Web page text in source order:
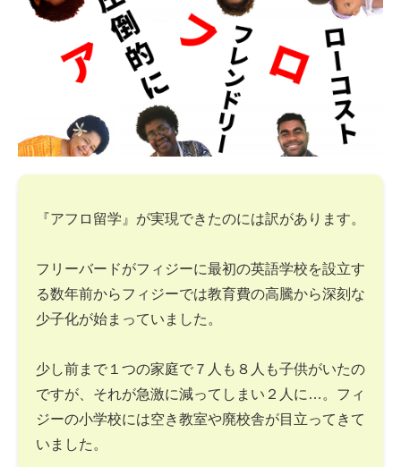
『アフロ留学』が実現できたのには訳があります。
フリーバードがフィジーに最初の英語学校を設立す
る数年前からフィジーでは教育費の高騰から深刻な
少子化が始まっていました。
少し前まで１つの家庭で７人も８人も子供がいたの
ですが、それが急激に減ってしまい２人に…。フィ
ジーの小学校には空き教室や廃校舎が目立ってきて
いました。